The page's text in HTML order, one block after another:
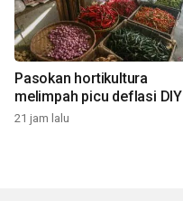
Pasokan hortikultura
melimpah picu deflasi DIY
21 jam lalu